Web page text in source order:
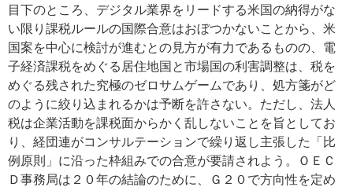
目下のところ、デジタル業界をリードする米国の納得がな
い限り課税ルールの国際合意はおぼつかないことから、米
国案を中心に検討が進むとの見方が有力であるものの、電
子経済課税をめぐる居住地国と市場国の利害調整は、税を
めぐる残された究極のゼロサムゲームであり、処方箋がど
のように絞り込まれるかは予断を許さない。ただし、法人
税は企業活動を課税面からかく乱しないことを旨としてお
り、経団連がコンサルテーションで繰り返し主張した「比
例原則」に沿った枠組みでの合意が要請されよう。ＯＥＣ
Ｄ事務局は２０年の結論のために、Ｇ２０で方向性を定め